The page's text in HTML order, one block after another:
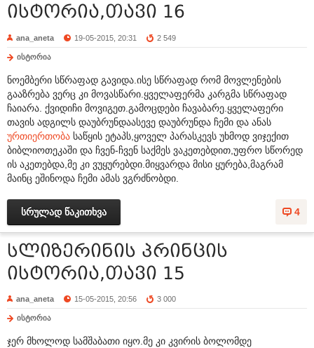
ისტორია,თავი 16
ana_aneta 19-05-2015, 20:31 2 549
ისტორია
ნოემბერი სწრაფად გავიდა.ისე სწრაფად რომ მოვლენების
გააზრება ვერც კი მოვასწარი.ყველაფერმა კარგმა სწრაფად
ჩაიარა. ქვიდიჩი მოვიგეთ.გამოცდები ჩავაბარე.ყველაფერი
თავის ადგილს დაუბრუნდაასევე დაუბრუნდა ჩემი და ანას
ურთიერთობა საწყის ეტაპს,ყოველ პარასკევს უხმოდ ვიჯექით
ბიბლიოთეკაში და ჩვენ-ჩვენ საქმეს ვაკეთებდით,უფრო სწორედ
ის აკეთებდა,მე კი ვუყურებდი.მიყვარდა მისი ყურება,მაგრამ
მაინც ეშინოდა ჩემი ამას ვგრძნობდი.
4
სრულად წაკითხვა
სლიზერინის პრინცის
ისტორია,თავი 15
ana_aneta 15-05-2015, 20:56 3 000
ისტორია
ჯერ მხოლოდ სამშაბათი იყო.მე კი კვირის ბოლომდე